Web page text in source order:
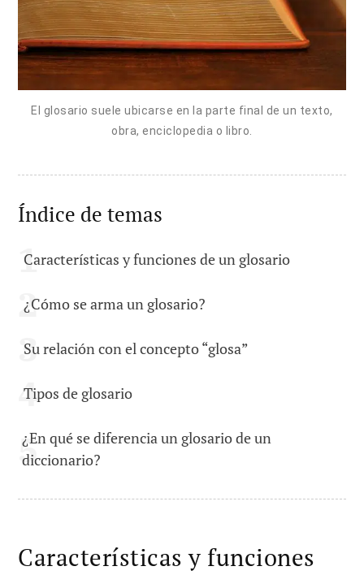
El glosario suele ubicarse en la parte final de un texto,
obra, enciclopedia o libro.
Índice de temas
Características y funciones de un glosario
¿Cómo se arma un glosario?
Su relación con el concepto “glosa”
Tipos de glosario
¿En qué se diferencia un glosario de un
diccionario?
Características y funciones